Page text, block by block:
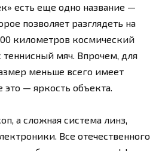
есть еще одно название —
позволяет разглядеть на
километров космический
мяч. Впрочем, для
меньше всего имеет
это — яркость объекта.
а сложная система линз,
Все отечественного